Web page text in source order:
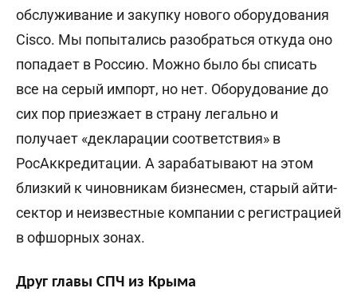
обслуживание и закупку нового оборудования
Cisco. Мы попытались разобраться откуда оно
попадает в Россию. Можно было бы списать
все на серый импорт, но нет. Оборудование до
сих пор приезжает в страну легально и
получает «декларации соответствия» в
РосАккредитации. А зарабатывают на этом
близкий к чиновникам бизнесмен, старый айти-
сектор и неизвестные компании с регистрацией
в офшорных зонах.
Друг главы СПЧ из Крыма